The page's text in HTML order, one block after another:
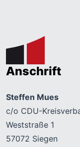
Anschrift
Steffen Mues
c/o CDU-
Weststraße 1
57072 Siegen